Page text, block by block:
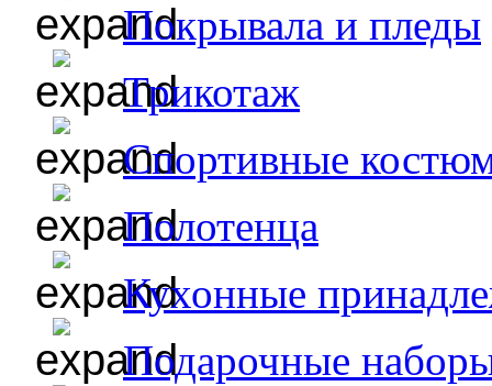
Покрывала и пледы
Трикотаж
Спортивные
Полотенца
Кухонные
Подарочные